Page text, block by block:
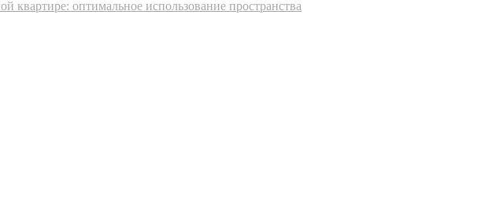
квартире: оптимальное использование пространства